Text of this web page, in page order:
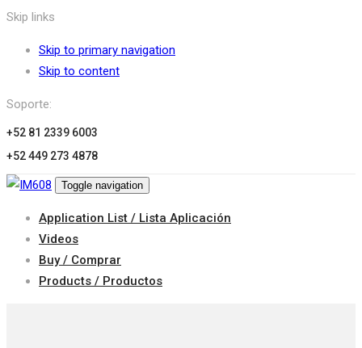
Skip links
Skip to primary navigation
Skip to content
Soporte:
+52 81 2339 6003
+52 449 273 4878
Toggle navigation
Application List / Lista Aplicación
Videos
Buy / Comprar
Products / Productos